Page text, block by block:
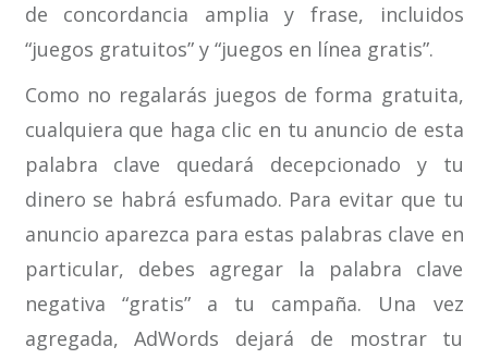
de concordancia amplia y frase, incluidos
“juegos gratuitos” y “juegos en línea gratis”.
Como no regalarás juegos de forma gratuita,
cualquiera que haga clic en tu anuncio de esta
palabra clave quedará decepcionado y tu
dinero se habrá esfumado. Para evitar que tu
anuncio aparezca para estas palabras clave en
particular, debes agregar la palabra clave
negativa “gratis” a tu campaña. Una vez
agregada, AdWords dejará de mostrar tu